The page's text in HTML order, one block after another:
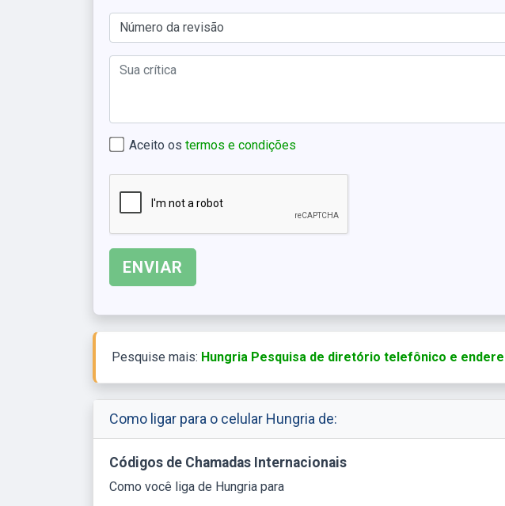
Aceito os termos e condições
Pesquise mais: Hungria Pesquisa de diretório telefônico e
Como ligar para o celular Hungria de:
Códigos de Chamadas Internacionais
Como você liga de Hungria para